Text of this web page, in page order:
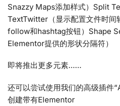
Snazzy Maps添加样式）Split
TextTwitter（显示配置文件时
follow和hashtag按钮）Shape
Elementor提供的形状分隔符）
即将推出更多元素……
还可以尝试使用我们的高级插件
创建带有Elementor